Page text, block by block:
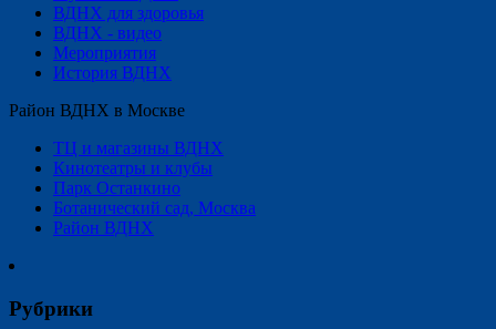
ВДНХ для здоровья
ВДНХ - видео
Мероприятия
История ВДНХ
Район ВДНХ в Москве
ТЦ и магазины ВДНХ
Кинотеатры и клубы
Парк Останкино
Ботанический сад, Москва
Район ВДНХ
Рубрики